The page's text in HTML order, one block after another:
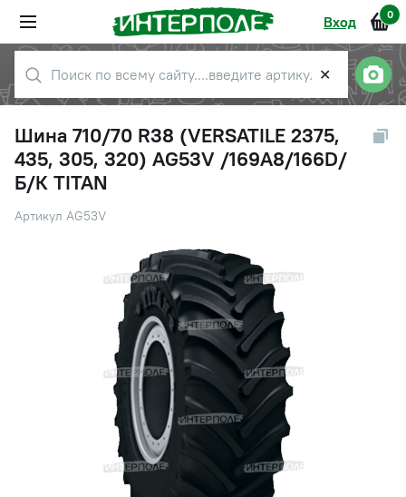
Вход 0
✕
Шина 710/70 R38 (VERSATILE 2375,
435, 305, 320) AG53V /169А8/166D/
Б/К TITAN
Артикул AG53V